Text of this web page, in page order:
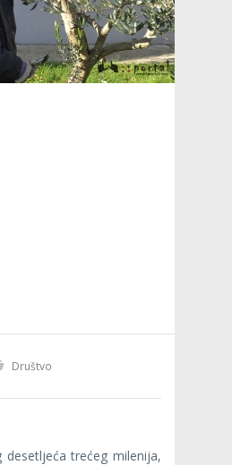
Društvo
desetljeća trećeg milenija,